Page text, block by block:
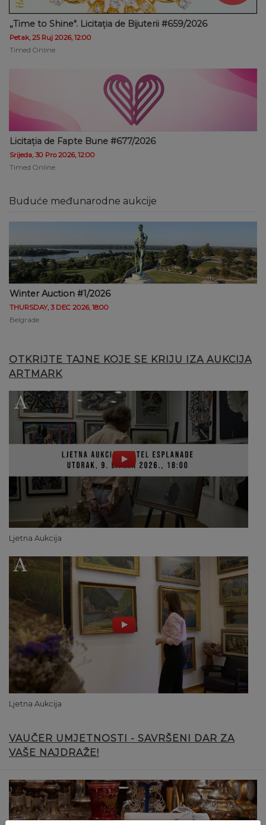
„Time to Shine". Licitația de Bijuterii #659/2026
Petak, 25 Ruj 2026, 12:00
Timed Online
Licitația de Fapte Bune #677/2026
Srijeda, 30 Pro 2026, 12:00
Timed Online
Buduće međunarodne aukcije
Winter Auction #1/2026
THURSDAY, 3 DEC 2026, 18:00
Belgrade
OTKRIJTE TAJNE KOJE SE KRIJU IZA AUKCIJA
ARTMARK
Ljetna Aukcija
Ljetna Aukcija
VAUČER UMJETNOSTI - SAVRŠENI DAR ZA
VAŠE NAJDRAŽE!